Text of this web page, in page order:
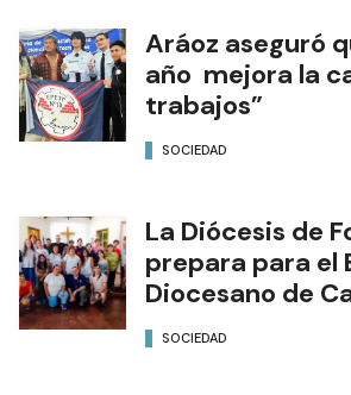
Aráoz aseguró
año mejora la
trabajos”
SOCIEDAD
La Diócesis de
prepara para el
Diocesano de
SOCIEDAD